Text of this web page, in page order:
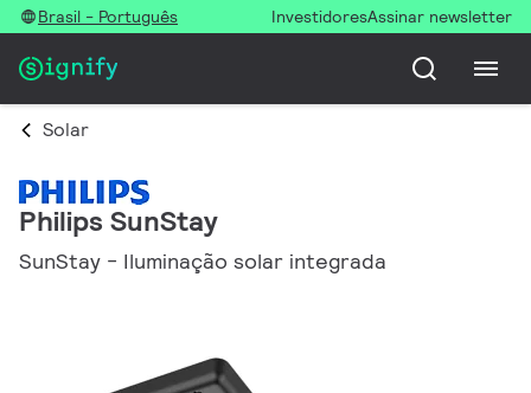
Brasil - Português InvestidoresAssinar newsletter
Solar
Philips SunStay
SunStay - Iluminação solar integrada